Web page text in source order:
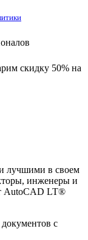
скидку 50% на
лучшими в своем
инженеры и
AutoCAD LT®
с